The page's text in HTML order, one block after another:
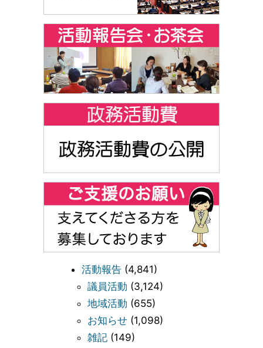
活動報告 (4,841)
議員活動 (3,124)
地域活動 (655)
お知らせ (1,098)
雑記 (149)